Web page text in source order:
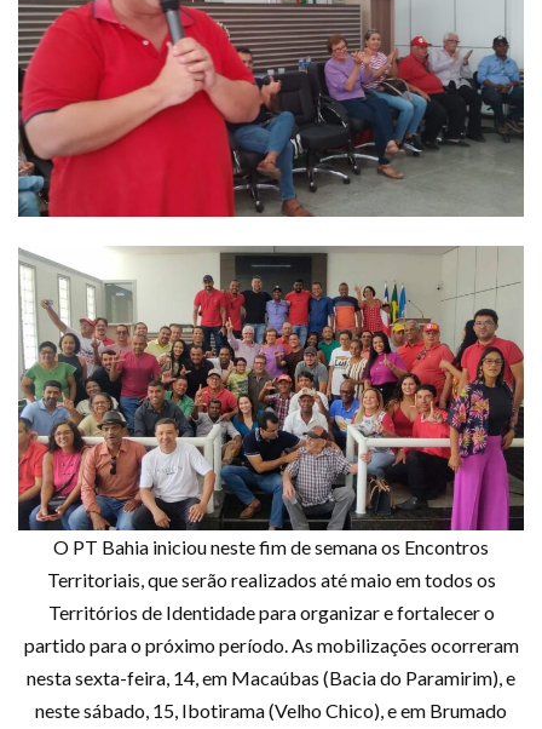
O PT Bahia iniciou neste fim de semana os Encontros
Territoriais, que serão realizados até maio em todos os
Territórios de Identidade para organizar e fortalecer o
partido para o próximo período. As mobilizações ocorreram
nesta sexta-feira, 14, em Macaúbas (Bacia do Paramirim), e
neste sábado, 15, Ibotirama (Velho Chico), e em Brumado